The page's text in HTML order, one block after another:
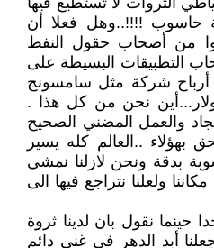
حاسوب !!!!..وهل فعلا أن
من أصحاب حقول النفط
التطبيقات البسيطة على
أرباح شركة مثل سامسونج
٣٢٧ مليار دولار...أين نحن من كل هذا .
والعمل المضني الصحيح
بهؤلاء ..العالم كله يسير
بدقة ونحن لازلنا نمشي
ولعلنا نتراجع فيها الى
حينما نقول بان لدينا ثروة
أبد الدهر في غنى دائم